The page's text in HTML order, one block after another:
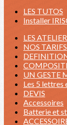
LES TUTOS
Installer
LES
NOS TARIFS
UN GESTE
Les 5 lettres
DEVIS
Accessoires
Batterie et